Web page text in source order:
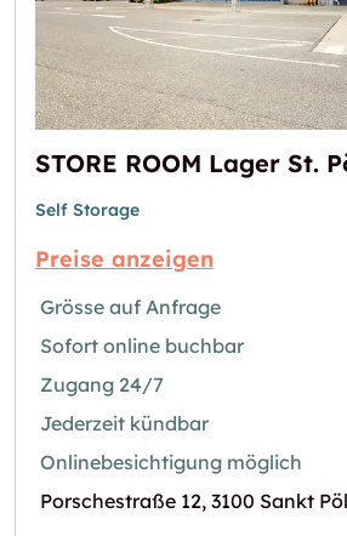
Self Storage
Preise anzeigen
Grösse auf Anfrage
Sofort online buchbar
Zugang 24/7
Jederzeit kündbar
Onlinebesichtigung möglich
Porschestraße 12, 3100 Sankt